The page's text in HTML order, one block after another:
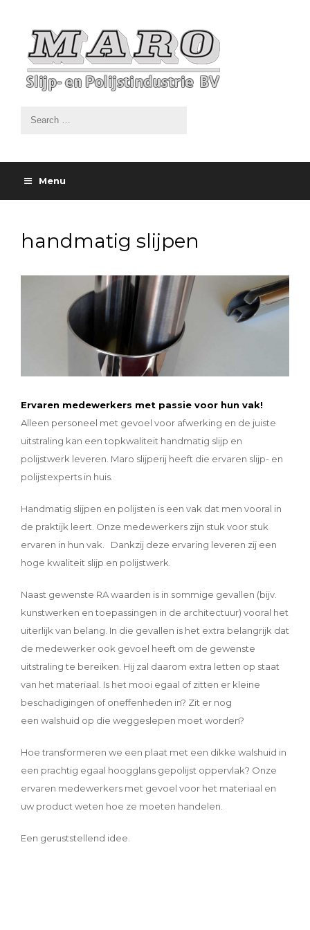
Menu
handmatig slijpen
Ervaren medewerkers met passie voor hun vak!
Alleen personeel met gevoel voor afwerking en de juiste
uitstraling kan een topkwaliteit handmatig slijp en
polijstwerk leveren. Maro slijperij heeft die ervaren slijp- en
polijstexperts in huis.
Handmatig slijpen en polijsten is een vak dat men vooral in
de praktijk leert. Onze medewerkers zijn stuk voor stuk
ervaren in hun vak. Dankzij deze ervaring leveren zij een
hoge kwaliteit slijp en polijstwerk.
Naast gewenste RA waarden is in sommige gevallen (bijv.
kunstwerken en toepassingen in de architectuur) vooral het
uiterlijk van belang. In die gevallen is het extra belangrijk dat
de medewerker ook gevoel heeft om de gewenste
uitstraling te bereiken. Hij zal daarom extra letten op staat
van het materiaal. Is het mooi egaal of zitten er kleine
beschadigingen of oneffenheden in? Zit er nog
een walshuid op die weggeslepen moet worden?
Hoe transformeren we een plaat met een dikke walshuid in
een prachtig egaal hoogglans gepolijst oppervlak? Onze
ervaren medewerkers met gevoel voor het materiaal en
uw product weten hoe ze moeten handelen.
Een geruststellend idee.